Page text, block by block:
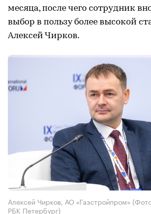
месяца, после чего сотрудник
выбор в пользу более высокой
Алексей Чирков.
Алексей Чирков, АО «Газстройпром»
РБК Петербург)